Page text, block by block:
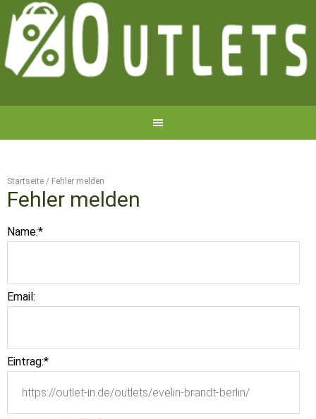
Startseite / Fehler melden
Fehler melden
Name:*
Email:
Eintrag:*